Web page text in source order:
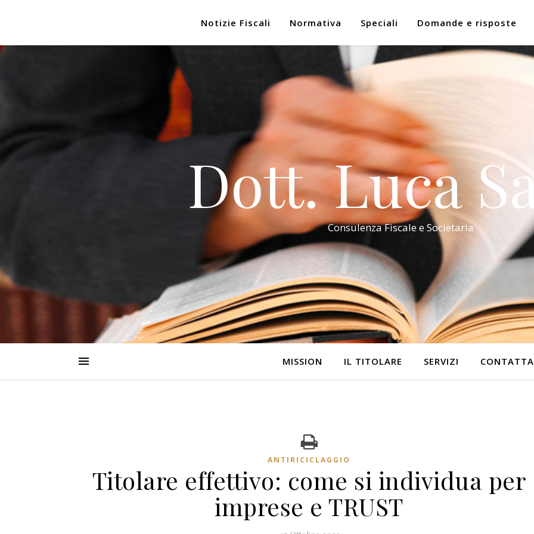
Notizie Fiscali Normativa Speciali Domande e risposte
Dott. Luca
Consulenza Fiscale e Societaria
MISSION IL TITOLARE SERVIZI
ANTIRICICLAGGIO
Titolare effettivo: come si individua per
imprese e TRUST